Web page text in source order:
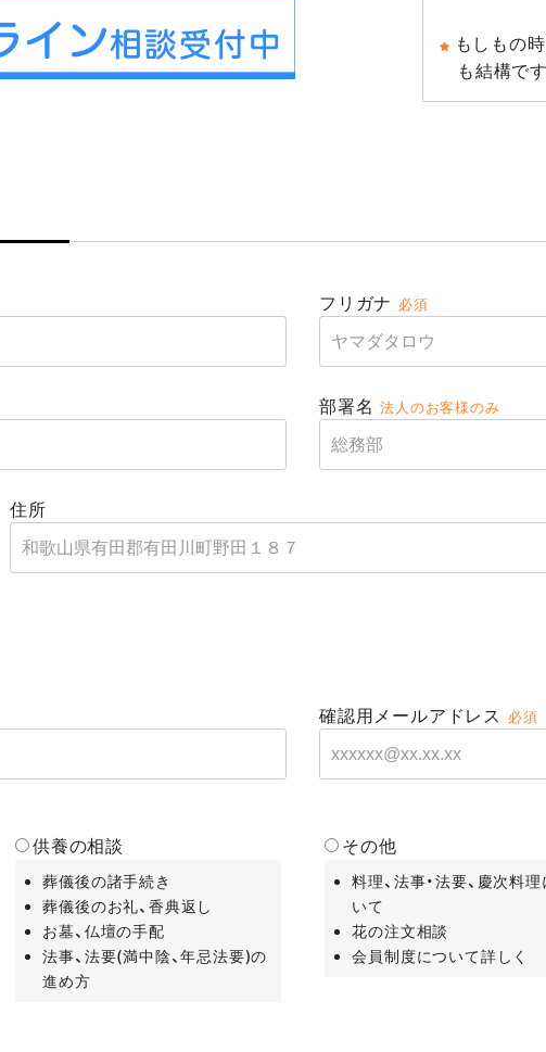
もしもの
も結構で
フリガナ 必須
部署名法人のお客様のみ
住所
確認用メールアドレス 必須
供養の相談
葬儀後の諸手続き
葬儀後のお礼、香典返し
お墓、仏壇の手配
法事、法要(満中陰、年忌法要)の
進め方
その他
料理、法事・法要、慶次料
いて
花の注文相談
会員制度について詳しく